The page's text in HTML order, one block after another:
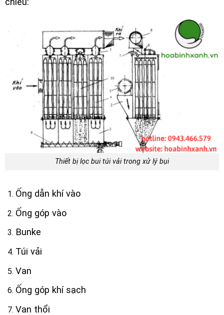
Thiết bị lọc bui túi vải trong xử lý bụi
Ống dẫn khí vào
Ống góp vào
Bunke
Túi vải
Van
Ống góp khí sạch
Van thổi